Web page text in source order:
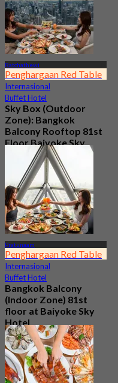
Ratchathewi
Penghargaan Red Table
Internasional
Buffet Hotel
Sky Box (Outdoor
Zone): Bangkok
Balcony Rooftop 81st
Floor Baiyoke Sky
4.7
2.5K telah dipesan
Dari฿ 2,015
Pratunaam
Penghargaan Red Table
Internasional
Buffet Hotel
Bangkok Balcony
(Indoor Zone) 81st
floor at Baiyoke Sky
Hotel
4.6
9.3K telah dipesan
Dari฿ 380